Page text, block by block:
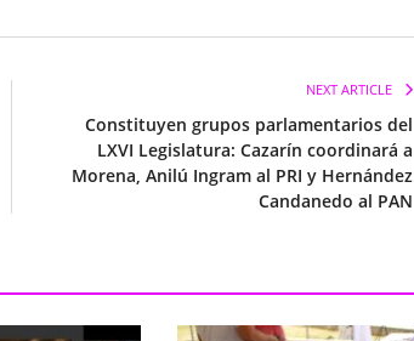
NEXT ARTICLE
Constituyen grupos parlamentarios del
LXVI Legislatura: Cazarín coordinará a
Morena, Anilú Ingram al PRI y Hernández
Candanedo al PAN